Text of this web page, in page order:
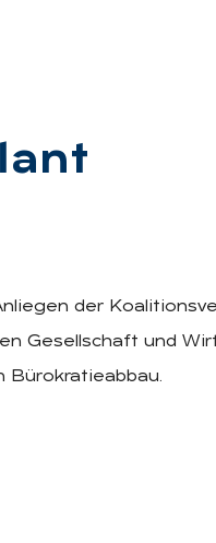
der
Gesellschaft und
Bürokratieabbau.